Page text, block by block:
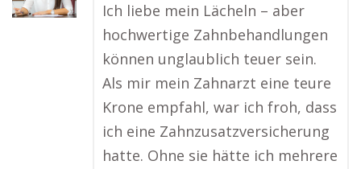
Ich liebe mein Lächeln – aber
hochwertige Zahnbehandlungen
können unglaublich teuer sein.
Als mir mein Zahnarzt eine teure
Krone empfahl, war ich froh, dass
ich eine Zahnzusatzversicherung
hatte. Ohne sie hätte ich mehrere